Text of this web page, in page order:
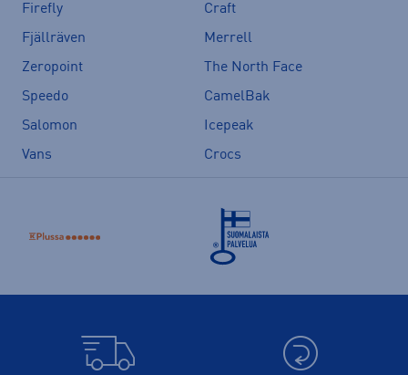
Firefly
Craft
Fjällräven
Merrell
Zeropoint
The North Face
Speedo
CamelBak
Salomon
Icepeak
Vans
Crocs